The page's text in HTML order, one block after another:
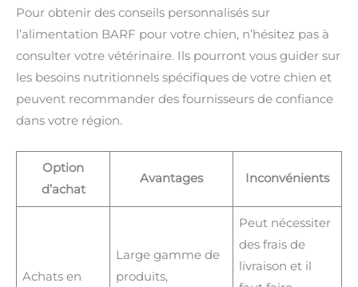
Pour obtenir des conseils personnalisés sur
l’alimentation BARF pour votre chien, n’hésitez pas à
consulter votre vétérinaire. Ils pourront vous guider sur
les besoins nutritionnels spécifiques de votre chien et
peuvent recommander des fournisseurs de confiance
dans votre région.
Option
d’achat
Avantages Inconvénients
Achats en
Large gamme de
produits,
Peut nécessiter
des frais de
livraison et il